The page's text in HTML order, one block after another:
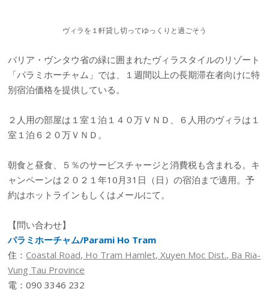
ヴィラを１軒貸し切ってゆっくりと過ごそう
バリア・ヴンタウ省の緑に囲まれたヴィラスタイルのリゾート
「パラミホーチャム」では、１週間以上の長期滞在者向けに特
別宿泊価格を提供している。
２人用の部屋は１室１泊１４０万ＶＮＤ、６人用のヴィラは１
室１泊６２０万ＶＮＤ。
朝食と昼食、５％のサービスチャージと消費税も含まれる。キ
ャンペーンは２０２１年10月31日（日）の宿泊まで適用。予
約はホットラインもしくはメールにて。
【問い合わせ】
パラミホーチャム/Parami Ho Tram
住：Coastal Road, Ho Tram Hamlet, Xuyen Moc Dist., Ba Ria-
Vung Tau Province
電：090 3346 232